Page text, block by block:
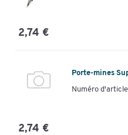
2,74 €
Porte-mines
Numéro
2,74 €